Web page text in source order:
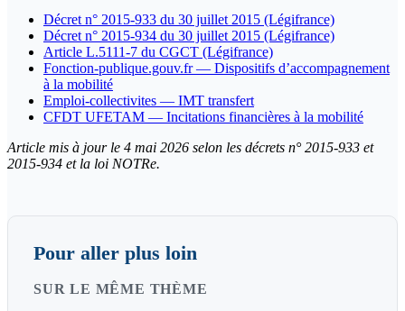
Décret n° 2015-933 du 30 juillet 2015 (Légifrance)
Décret n° 2015-934 du 30 juillet 2015 (Légifrance)
Article L.5111-7 du CGCT (Légifrance)
Fonction-publique.gouv.fr — Dispositifs d’accompagnement
à la mobilité
Emploi-collectivites — IMT transfert
CFDT UFETAM — Incitations financières à la mobilité
Article mis à jour le 4 mai 2026 selon les décrets n° 2015-933 et
2015-934 et la loi NOTRe.
Pour aller plus loin
SUR LE MÊME THÈME